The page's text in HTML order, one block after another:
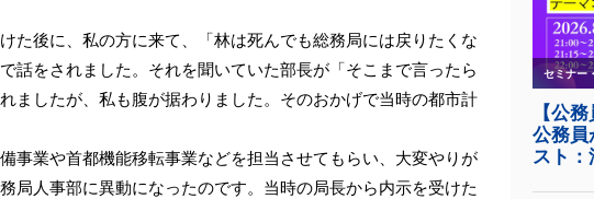
た後に、私の方に来て、「林は死んでも総務局には戻りたくな
話をされました。それを聞いていた部長が「そこまで言ったら
ましたが、私も腹が据わりました。そのおかげで当時の都市計
事業や首都機能移転事業などを担当させてもらい、大変やりが
局人事部に異動になったのです。当時の局長から内示を受けた